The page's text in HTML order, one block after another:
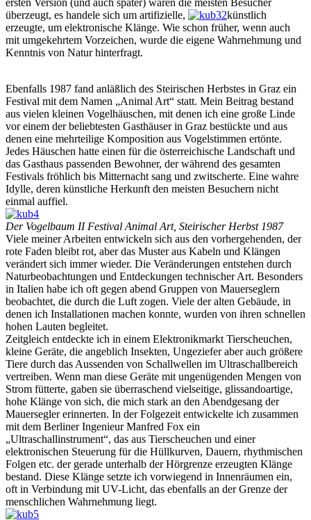
ersten Version (und auch später) waren die meisten Besucher
überzeugt, es handele sich um artifizielle,
künstlich
erzeugte, um elektronische Klänge. Wie schon früher, wenn auch
mit umgekehrtem Vorzeichen, wurde die eigene Wahrnehmung und
Kenntnis von Natur hinterfragt.
Ebenfalls 1987 fand anläßlich des Steirischen Herbstes in Graz ein
Festival mit dem Namen „Animal Art“ statt. Mein Beitrag bestand
aus vielen kleinen Vogelhäuschen, mit denen ich eine große Linde
vor einem der beliebtesten Gasthäuser in Graz bestückte und aus
denen eine mehrteilige Komposition aus Vogelstimmen ertönte.
Jedes Häuschen hatte einen für die österreichische Landschaft und
das Gasthaus passenden Bewohner, der während des gesamten
Festivals fröhlich bis Mitternacht sang und zwitscherte. Eine wahre
Idylle, deren künstliche Herkunft den meisten Besuchern nicht
einmal auffiel.
Der Vogelbaum II Festival Animal Art, Steirischer Herbst 1987
Viele meiner Arbeiten entwickeln sich aus den vorhergehenden, der
rote Faden bleibt rot, aber das Muster aus Kabeln und Klängen
verändert sich immer wieder. Die Veränderungen entstehen durch
Naturbeobachtungen und Entdeckungen technischer Art. Besonders
in Italien habe ich oft gegen abend Gruppen von Mauerseglern
beobachtet, die durch die Luft zogen. Viele der alten Gebäude, in
denen ich Installationen machen konnte, wurden von ihren schnellen
hohen Lauten begleitet.
Zeitgleich entdeckte ich in einem Elektronikmarkt Tierscheuchen,
kleine Geräte, die angeblich Insekten, Ungeziefer aber auch größere
Tiere durch das Aussenden von Schallwellen im Ultraschallbereich
vertreiben. Wenn man diese Geräte mit ungenügenden Mengen von
Strom fütterte, gaben sie überraschend vielseitige, glissandoartige,
hohe Klänge von sich, die mich stark an den Abendgesang der
Mauersegler erinnerten. In der Folgezeit entwickelte ich zusammen
mit dem Berliner Ingenieur Manfred Fox ein
„Ultraschallinstrument“, das aus Tierscheuchen und einer
elektronischen Steuerung für die Hüllkurven, Dauern, rhythmischen
Folgen etc. der gerade unterhalb der Hörgrenze erzeugten Klänge
bestand. Diese Klänge setzte ich vorwiegend in Innenräumen ein,
oft in Verbindung mit UV-Licht, das ebenfalls an der Grenze der
menschlichen Wahrnehmung liegt.